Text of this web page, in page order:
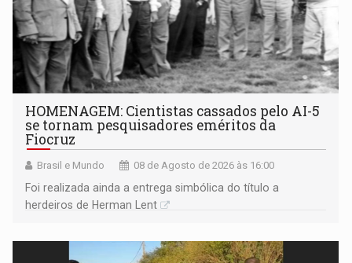
HOMENAGEM: Cientistas cassados pelo AI-5
se tornam pesquisadores eméritos da
Fiocruz
Brasil e Mundo 08 de Agosto de 2026 às 16:00
Foi realizada ainda a entrega simbólica do título a
herdeiros de Herman Lent